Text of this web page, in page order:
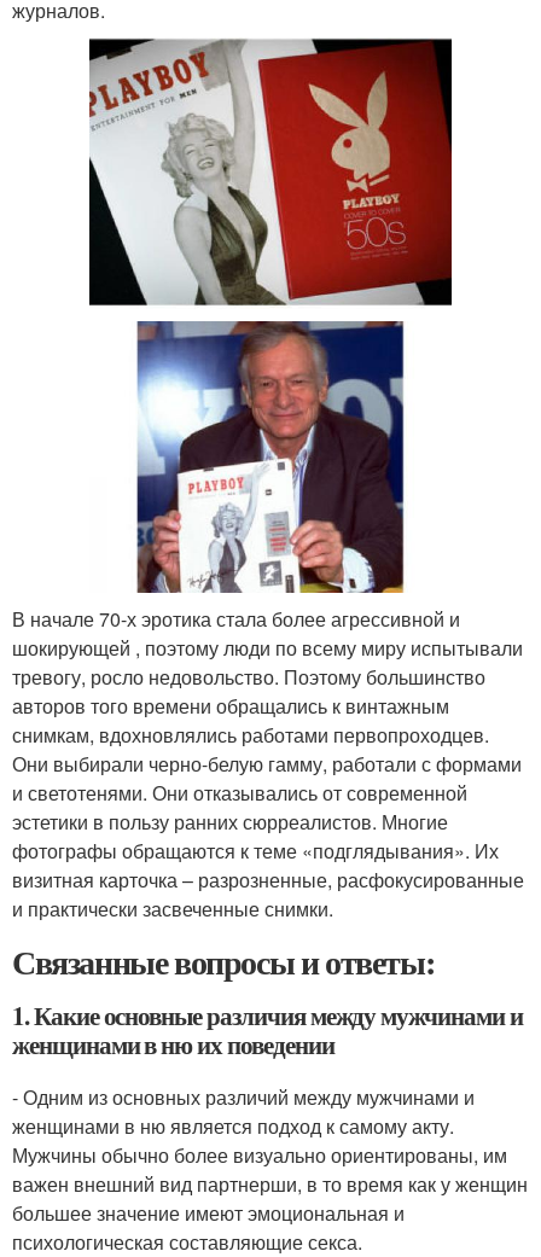
журналов.
В начале 70-х эротика стала более агрессивной и
шокирующей , поэтому люди по всему миру испытывали
тревогу, росло недовольство. Поэтому большинство
авторов того времени обращались к винтажным
снимкам, вдохновлялись работами первопроходцев.
Они выбирали черно-белую гамму, работали с формами
и светотенями. Они отказывались от современной
эстетики в пользу ранних сюрреалистов. Многие
фотографы обращаются к теме «подглядывания». Их
визитная карточка – разрозненные, расфокусированные
и практически засвеченные снимки.
Связанные вопросы и ответы:
1. Какие основные различия между мужчинами и
женщинами в ню их поведении
- Одним из основных различий между мужчинами и
женщинами в ню является подход к самому акту.
Мужчины обычно более визуально ориентированы, им
важен внешний вид партнерши, в то время как у женщин
большее значение имеют эмоциональная и
психологическая составляющие секса.